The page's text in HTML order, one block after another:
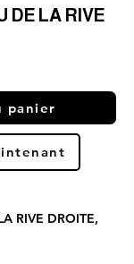
DE LA RIVE
panier
RIVE DROITE,